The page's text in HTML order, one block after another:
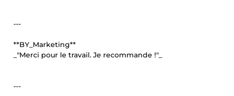
---
**BY_Marketing**
_"Merci pour le travail. Je recommande !"_
---